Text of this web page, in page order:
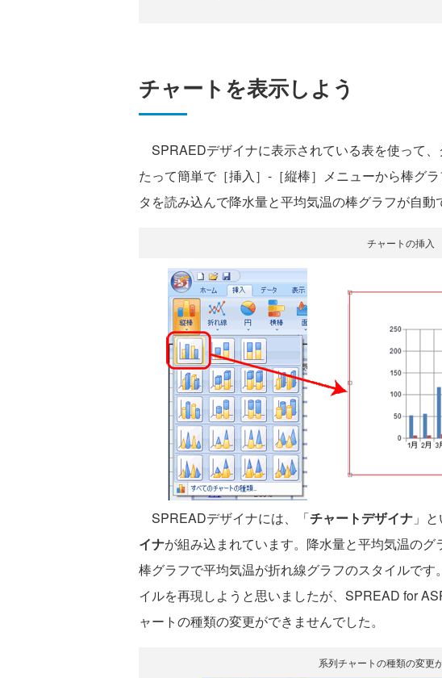
チャートを表示しよう
SPRAEDデザイナに表示されている表を使って
たって簡単で［挿入］-［縦棒］メニューから棒グ
タを読み込んで降水量と平均気温の棒グラフが自動
チャートの挿入
SPREADデザイナには、「チャートデザイナ 」
イナが組み込まれています。降水量と平均気温の
棒グラフで平均気温が折れ線グラフのスタイルで
イルを再現しようと思いましたが、SPREAD for
ャートの種類の変更ができませんでした。
系列チャートの種類の変更